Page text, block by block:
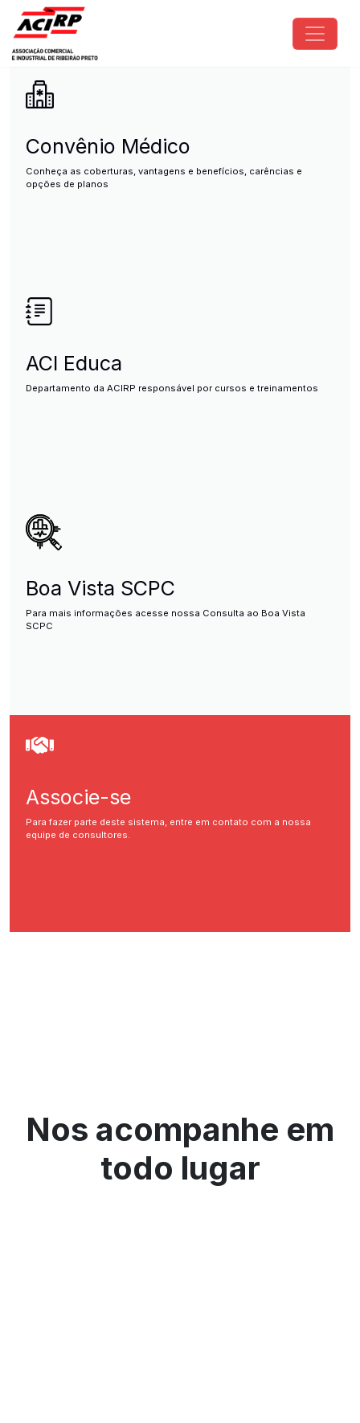
Pular para o conteúdo principal
ACIRP - Associação Comercial
Convênio Médico
Conheça as coberturas, vantagens e benefícios, carências e
opções de planos
ACI Educa
Departamento da ACIRP responsável por cursos e treinamentos
Boa Vista SCPC
Para mais informações acesse nossa Consulta ao Boa Vista
SCPC
Associe-se
Para fazer parte deste sistema, entre em contato com a nossa
equipe de consultores.
Nos acompanhe em
todo lugar